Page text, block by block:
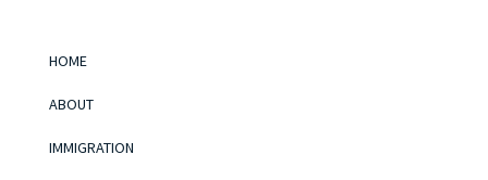
HOME
ABOUT
IMMIGRATION